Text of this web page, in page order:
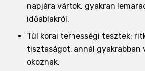
napjára vártok, gyakran
időablakról.
Túl korai terhességi tesztek:
tisztaságot, annál gyakrabban
okoznak.